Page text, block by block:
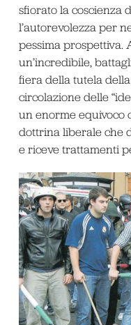
sfiorato la coscienza
l’autorevolezza per
pessima prospettiva.
un’incredibile,
fiera della tutela
circolazione delle
un enorme equivoco
dottrina liberale che
e riceve trattamenti